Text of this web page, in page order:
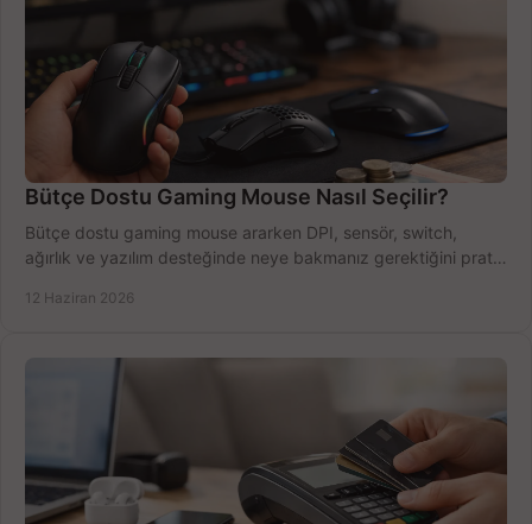
Bütçe Dostu Gaming Mouse Nasıl Seçilir?
Bütçe dostu gaming mouse ararken DPI, sensör, switch,
ağırlık ve yazılım desteğinde neye bakmanız gerektiğini pratik
12 Haziran 2026